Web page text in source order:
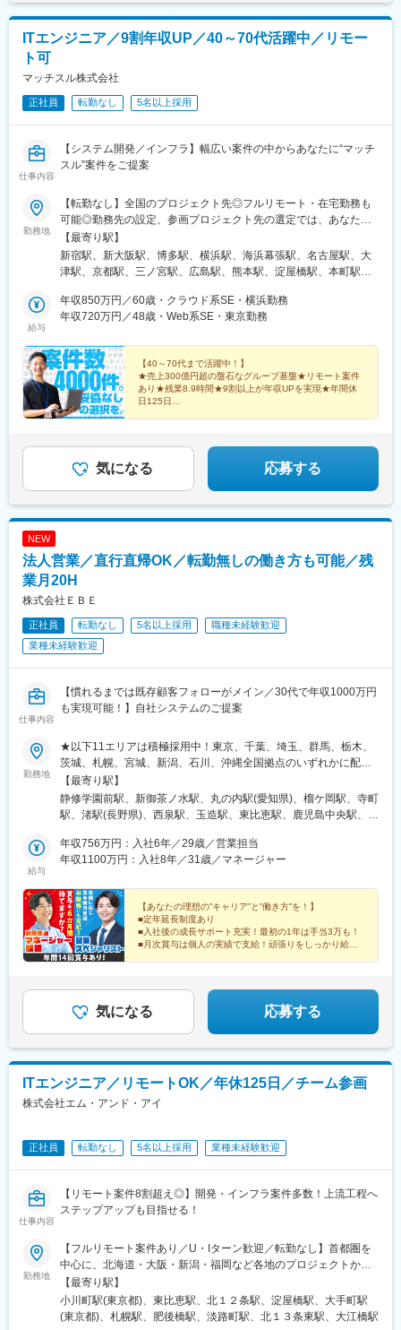
駅、名鉄名古屋駅、栄駅(愛知県)、丸の内駅(愛知県)、高岳駅、祇
駅、鮫洲駅、泉岳寺駅、竹橋駅、銀座駅、初台駅、新宿西口駅、
駅、芝浦ふ頭駅、九段下駅、銀座一丁目駅、東銀座駅、水天宮前
駅、横浜駅、大阪駅、北浜駅(大阪府)、中之島駅、大阪ビジネスパ
駅(福岡県)、中央区役所前駅、膳所駅
ITエンジニア／9割年収UP／40～70代活躍中／リモー
ト可
マッチスル株式会社
正社員 転勤なし 5名以上採用
仕事内容
【システム開発／インフラ】幅広い案件の中からあなたに“マッチ
スル”案件をご提案
勤務地
【転勤なし】全国のプロジェクト先◎フルリモート・在宅勤務も
可能◎勤務先の設定、参画プロジェクト先の選定では、あなたの
希望を最大限考慮します■東京本社：東京都新宿区新宿4-1-23 新
宿SKYビル8階■大阪オフィス：大阪府大阪市淀川区西中島5-13-
14 共栄新大阪ビル7F■福岡オフィス：福岡県福岡市博多区博多
ンしたい」などご希望をお聞かせください。◎プロジェクトに応
じて在宅勤務も可能です。【日本各地・過去のプロジェクト実
川、山梨、岐阜、愛知、三重、静岡、滋賀、京都、大阪、兵庫、
奈良、広島、福岡、鹿児島、熊本、沖縄
【最寄り駅】
新宿駅、新大阪駅、博多駅、横浜駅、海浜幕張駅、名古屋駅、大
津駅、京都駅、三ノ宮駅、広島駅、熊本駅、淀屋橋駅、本町駅、
之島駅、千里中央駅(北大阪急行)、堺駅、守口駅、三田駅(兵庫
県)、姫路駅、明石駅、奈良駅、藤崎駅(福岡県)、薬院駅、西鉄福
町駅、国際展示場駅、豊洲駅、六本木一丁目駅、虎ノ門ヒルズ
駅、品川駅、品川シーサイド駅、五反田駅、勝どき駅、竹芝駅、
汐留駅、田町駅(東京都)、新橋駅、大手町駅(東京都)、神保町駅、
九段下駅、竹橋駅、麹町駅、国会議事堂前駅、神谷町駅、御成門
駅、天王洲アイル駅、蒲田駅、渋谷駅、表参道駅、西新宿駅、初
駅、京急川崎駅、関内駅、みなとみらい駅、新高島駅、湘南台
駅、長後駅、本厚木駅、さがみ野駅、東京駅、中野駅(東京都)、飯
田橋駅、目黒駅、府中駅(東京都)、小田急多摩センター駅、高田馬
宿三丁目駅、西中島南方駅、上栄町駅、九条駅(京都府)、三宮駅
(神戸新交通)、熊本駅前駅、大江橋駅、松屋町駅、四ツ橋駅、海老
江駅、大阪城公園駅、新福島駅、千里中央駅(大阪モノレール)、大
奈良駅、室見駅、渡辺通駅、天神駅、平和通駅、日本橋駅(東京
都)、越中島駅、馬喰横山駅、有明駅(東京都)、虎ノ門駅、北品川
駅、青物横丁駅、大崎広小路駅、浜松町駅、三田駅(東京都)、内幸
都庁前駅、参宮橋駅、井の頭公園駅、立川北駅、京王八王子駅、
東池袋駅、川崎駅、桜木町駅、伊勢佐木長者町駅、高島町駅、二
西早稲田駅、海の公園南口駅、府中本町駅、新丸子駅、西太子堂
駅、池ノ上駅、さっぽろ駅、仙台駅(地下鉄)、名鉄岐阜駅、新浜松
駅、高見橋駅、旭橋駅、新宿駅(東京メトロ)、南方駅(大阪府)、名
鉄名古屋駅、三宮駅(神戸市営)、猿猴橋町駅、二本木口駅、なにわ
橋駅、長堀橋駅、野田駅(阪神線)、京橋駅(大阪府)、福島駅(大阪
府・阪神線)、花田口駅、土居駅(大阪府)、薬院大通駅、天神南
駅、旦過駅、水天宮前駅、馬喰町駅、有明テニスの森駅、鮫洲
駅、高輪台駅、大門駅(東京都)、築地市場駅、芝公園駅、溜池山王
駅、明治神宮前駅、西新宿五丁目駅、立川南駅、都電雑司ケ谷
２条駅、あおば通駅、第一通り駅、鹿児島中央駅、壺川駅
給与
年収850万円／60歳・クラウド系SE・横浜勤務
年収720万円／48歳・Web系SE・東京勤務
【40～70代まで活躍中！】
★売上300億円超の盤石なグループ基盤★リモート案件
あり★残業8.9時間★9割以上が年収UPを実現★年間休
日125日
気になる 応募する
NEW
法人営業／直行直帰OK／転勤無しの働き方も可能／残
業月20H
株式会社ＥＢＥ
正社員 転勤なし 5名以上採用
職種未経験歓迎
業種未経験歓迎
仕事内容
【慣れるまでは既存顧客フォローがメイン／30代で年収1000万円
も実現可能！】自社システムのご提案
勤務地
★以下11エリアは積極採用中！東京、千葉、埼玉、群馬、栃木、
茨城、札幌、宮城、新潟、石川、沖縄全国拠点のいずれかに配属
します。※【転勤なし】【U・Iターン歓迎】※全国転勤型の新規拠
点マネージャー候補も！【各拠点と営業対象エリアについて】
※（ ）内は営業エリア※希望を考慮し決定■東京本社（東京・埼
市・北海道全域）■仙台支店（仙台・盛岡・青森・秋田・山形・福
島）■長野支店（長野、新潟）■名古屋支店（愛知・三重・岐阜）
都・奈良・滋賀・和歌山）■中四国支店／広島県（広島、岡山、山
口、鳥取、愛媛、香川、徳島、高知）■九州支店（熊本・大分・宮
崎・長崎・佐賀）■鹿児島営業所■沖縄支店★社用車通勤OK！★月
曜のみ会議のために配属拠点出社。その他の曜日は営業エリアの
直行直帰OKです！（会議は拠点によりリモート参加も可。）★宿
【最寄り駅】
静修学園前駅、新御茶ノ水駅、丸の内駅(愛知県)、榴ケ岡駅、寺町
駅、渚駅(長野県)、西泉駅、玉造駅、東比恵駅、鹿児島中央駅、て
宮城野通駅、別院前駅、北松本駅、森ノ宮駅、鹿児島中央駅前
駅、行啓通駅、淡路町駅、久屋大通駅、仙台駅、十日市町駅、松
給与
年収756万円：入社6年／29歳／営業担当
年収1100万円：入社8年／31歳／マネージャー
【あなたの理想の”キャリア”と”働き方”を！】
■定年延長制度あり
■入社後の成長サポート充実！最初の1年は手当3万も！
■月次賞与は個人の実績で支給！頑張りをしっかり給与
気になる 応募する
ITエンジニア／リモートOK／年休125日／チーム参画
株式会社エム・アンド・アイ
正社員 転勤なし 5名以上採用 業種未経験歓迎
仕事内容
【リモート案件8割超え◎】開発・インフラ案件多数！上流工程へ
ステップアップも目指せる！
勤務地
【フルリモート案件あり／U・Iターン歓迎／転勤なし】首都圏を
中心に、北海道・大阪・新潟・福岡など各地のプロジェクトから
希望を考慮して決定＜プロジェクト先＞■首都圏（東京都・神奈川
県・千葉県・埼玉県 など）■関西（大阪府 など）■北海道・甲信越
（北海道・新潟県 など）■九州（福岡県 など）＼POINT！／現
【最寄り駅】
小川町駅(東京都)、東比恵駅、北１２条駅、淀屋橋駅、大手町駅
(東京都)、札幌駅、肥後橋駅、淡路町駅、北１３条東駅、大江橋駅